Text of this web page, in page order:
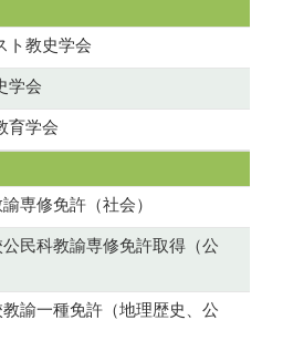
ト教史学会
学会
育学会
専修免許（社会）
民科教諭専修免許取得（公
諭一種免許（地理歴史、公